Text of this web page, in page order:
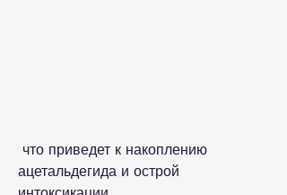
ацетальдегида и острой
интоксикации.